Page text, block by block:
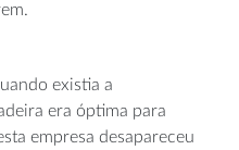
existia a
era óptima para
empresa desapareceu